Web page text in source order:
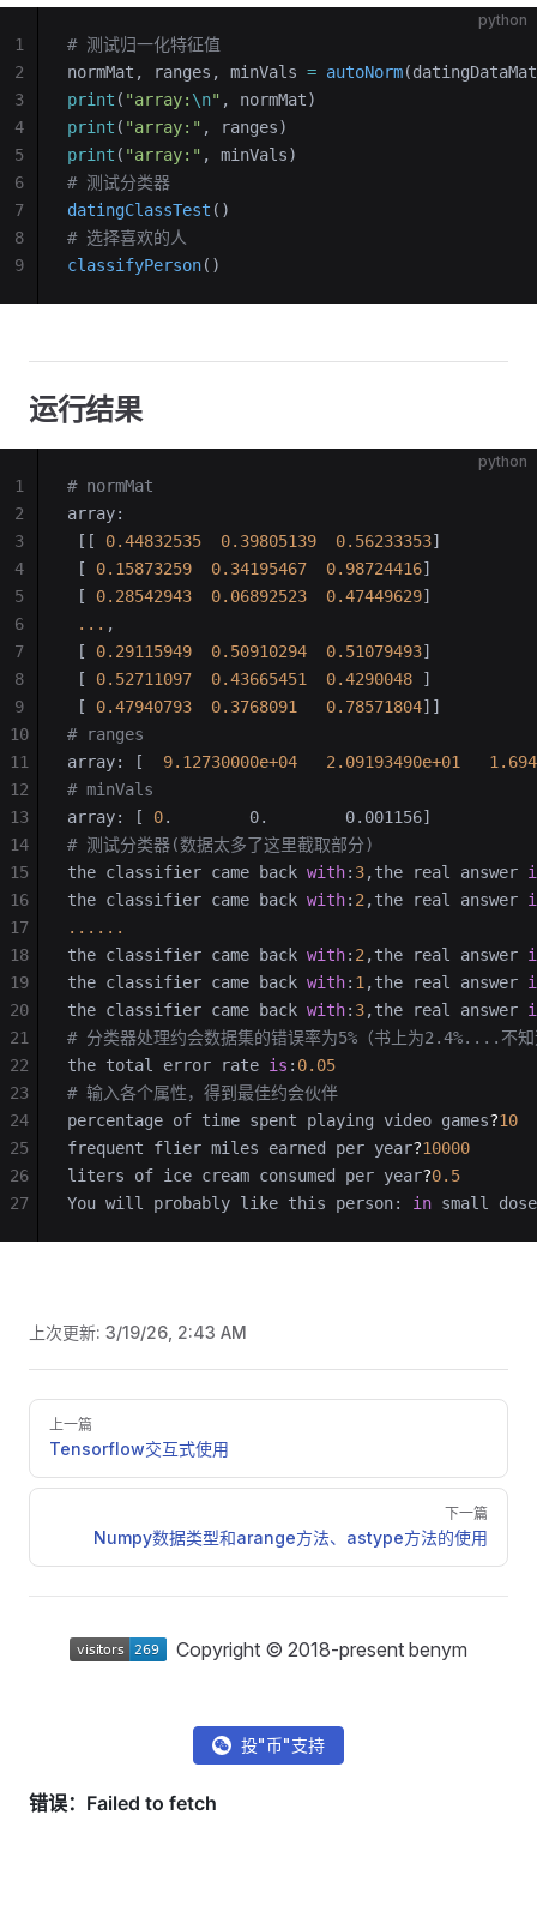
python
# 测试归一化特征值
normMat, ranges, minVals = autoNorm
print ( "array: \n" , normMat)
print ( "array:" , ranges)
print ( "array:" , minVals)
# 测试分类器
datingClassTest ()
# 选择喜欢的人
classifyPerson()
1
2
3
4
5
6
7
8
9
运行结果
python
# normMat
array:
[[ 0.44832535
  0.39805139
  0.56233353
]
[ 0.15873259
  0.34195467
  0.98724416
]
[ 0.28542943
  0.06892523
  0.47449629
]
... ,
[ 0.29115949
  0.50910294
  0.51079493
]
[ 0.52711097
  0.43665451
  0.4290048
]
[ 0.47940793
  0.3768091
   0.78571804
]]
# ranges
array: [ 9.12730000e+04
   2.09193490e+01
# minVals
array: [ 0.        0.        0.001156]
# 测试分类器(数据太多了这里截取部分)
the classifier came back with: 3,the real answer
the classifier came back with: 2,the real answer
......
the classifier came back with: 2,the real answer
the classifier came back with: 1,the real answer
the classifier came back with: 3,the real answer
# 分类器处理约会数据集的错误率为5%（书上为2.4%....不知
the total error rate is : 0.05
# 输入各个属性，得到最佳约会伙伴
percentage of time spent playing video games?10
frequent flier miles earned per year?10000
liters of ice cream consumed per year?0.5
You will probably like this person: in small
1
2
3
4
5
6
7
8
9
10
11
12
13
14
15
16
17
18
19
20
21
22
23
24
25
26
27
上次更新: 3/19/26, 2:43 AM
Pager
上一篇
Tensorflow交互式使用
下一篇
Numpy数据类型和arange方法、astype方法的使用
Copyright © 2018-present benym
投"币"支持